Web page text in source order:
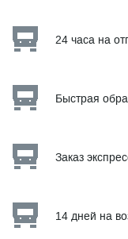
24 часа на
Быстрая
Заказ
14 дней на